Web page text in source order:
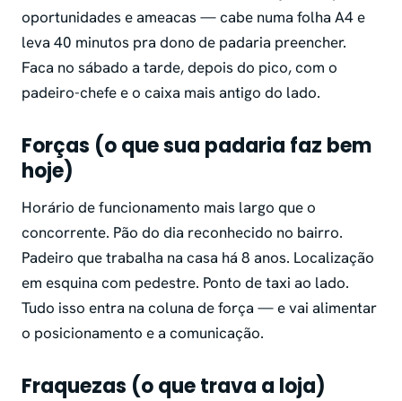
oportunidades e ameacas — cabe numa folha A4 e
leva 40 minutos pra dono de padaria preencher.
Faca no sábado a tarde, depois do pico, com o
padeiro-chefe e o caixa mais antigo do lado.
Forças (o que sua padaria faz bem
hoje)
Horário de funcionamento mais largo que o
concorrente. Pão do dia reconhecido no bairro.
Padeiro que trabalha na casa há 8 anos. Localização
em esquina com pedestre. Ponto de taxi ao lado.
Tudo isso entra na coluna de força — e vai alimentar
o posicionamento e a comunicação.
Fraquezas (o que trava a loja)